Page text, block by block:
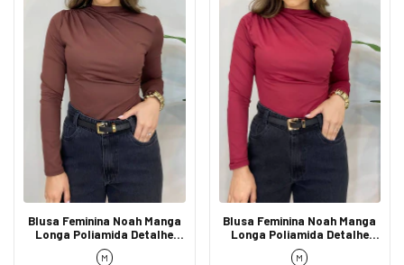
Blusa Feminina Noah Manga
Longa Poliamida Detalhe
Franzido Marrom
M
Blusa Feminina Noah Manga
Longa Poliamida Detalhe
Franzido Marsala
M